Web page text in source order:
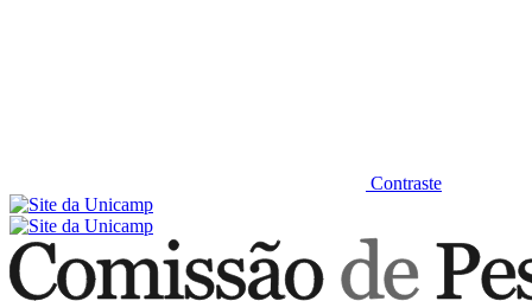
Contraste